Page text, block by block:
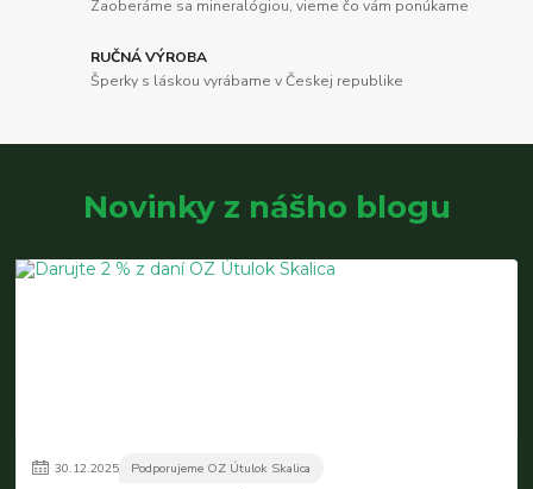
Zaoberáme sa mineralógiou, vieme čo vám ponúkame
RUČNÁ VÝROBA
Šperky s láskou vyrábame v Českej republike
Novinky z nášho blogu
30.12.2025 Podporujeme OZ Útulok Skalica